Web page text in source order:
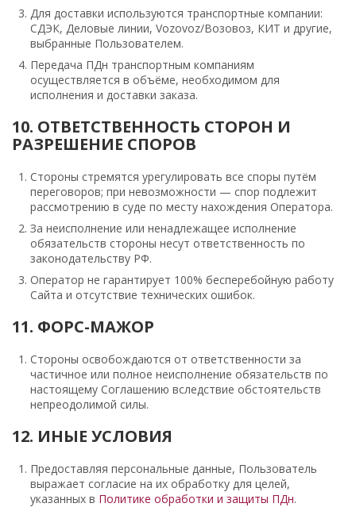
Для доставки используются транспортные компании:
СДЭК, Деловые линии, Vozovoz/Возовоз, КИТ и другие,
выбранные Пользователем.
Передача ПДн транспортным компаниям
осуществляется в объёме, необходимом для
исполнения и доставки заказа.
10. ОТВЕТСТВЕННОСТЬ СТОРОН И
РАЗРЕШЕНИЕ СПОРОВ
Стороны стремятся урегулировать все споры путём
переговоров; при невозможности — спор подлежит
рассмотрению в суде по месту нахождения Оператора.
За неисполнение или ненадлежащее исполнение
обязательств стороны несут ответственность по
законодательству РФ.
Оператор не гарантирует 100% бесперебойную работу
Сайта и отсутствие технических ошибок.
11. ФОРС-МАЖОР
Стороны освобождаются от ответственности за
частичное или полное неисполнение обязательств по
настоящему Соглашению вследствие обстоятельств
непреодолимой силы.
12. ИНЫЕ УСЛОВИЯ
Предоставляя персональные данные, Пользователь
выражает согласие на их обработку для целей,
указанных в Политике обработки и защиты ПДн.